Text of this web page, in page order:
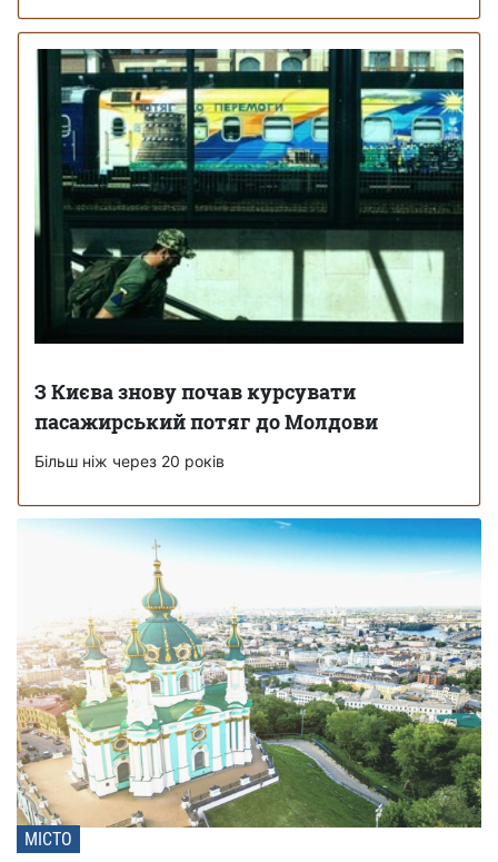
З Києва знову почав курсувати
пасажирський потяг до Молдови
Більш ніж через 20 років
МІСТО